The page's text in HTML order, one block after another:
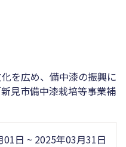
を広め、備中漆の振興に
見市備中漆栽培等事業補
01日 ~ 2025年03月31日